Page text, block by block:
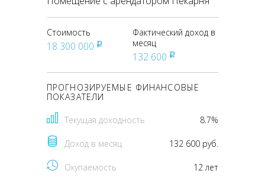
Стоимость
18 300 000 pуб
Фактический доход в
месяц
132 600 pуб
ПРОГНОЗИРУЕМЫЕ ФИНАНСОВЫЕ
ПОКАЗАТЕЛИ
Текущая доходность 8.7%
Доход в месяц 132 600 руб.
Окупаемость 12 лет